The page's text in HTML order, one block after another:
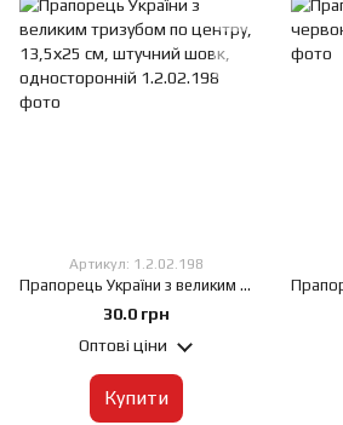
Артикул: 1.2.02.198
Прапорець України з великим тризубом по центру, 13,5х25 см, штучний шовк, односторонній
30.0 грн
Оптові ціни
Купити